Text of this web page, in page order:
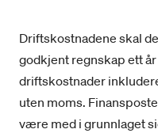
Driftskostnadene skal
godkjent regnskap ett
driftskostnader
uten moms.
være med i grunnlaget